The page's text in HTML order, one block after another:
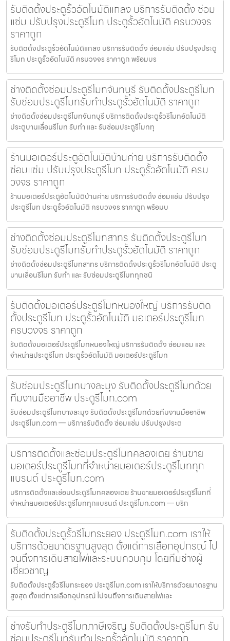
รับติดตั้งประตูรั้วอัตโนมัติแกลง บริการรับติดตั้ง ซ่อม
แซ่ม ปรับปรุงประตูรีโมท ประตูรั้วอัตโนมัติ ครบวงจร
ราคาถูก
รับติดตั้งประตูรั้วอัตโนมัติแกลง บริการรับติดตั้ง ซ่อมแซ่ม ปรับปรุงประตู
รีโมท ประตูรั้วอัตโนมัติ ครบวงจร ราคาถูก พร้อมบร
ช่างติดตั้งซ่อมประตูรีโมทจันทบุรี รับติดตั้งประตูรีโมท
รับซ่อมประตูรีโมทรับทำประตูรั้วอัตโนมัติ ราคาถูก
ช่างติดตั้งซ่อมประตูรีโมทจันทบุรี บริการติดตั้งประตูรั้วรีโมทอัตโนมัติ
ประตูบานเลื่อนรีโมท รับทำ และ รับซ่อมประตูรีโมททุ
ร้านมอเตอร์ประตูอัตโนมัติบ้านค่าย บริการรับติดตั้ง
ซ่อมแซ่ม ปรับปรุงประตูรีโมท ประตูรั้วอัตโนมัติ ครบ
วงจร ราคาถูก
ร้านมอเตอร์ประตูอัตโนมัติบ้านค่าย บริการรับติดตั้ง ซ่อมแซ่ม ปรับปรุง
ประตูรีโมท ประตูรั้วอัตโนมัติ ครบวงจร ราคาถูก พร้อมบ
ช่างติดตั้งซ่อมประตูรีโมทสาทร รับติดตั้งประตูรีโมท
รับซ่อมประตูรีโมทรับทำประตูรั้วอัตโนมัติ ราคาถูก
ช่างติดตั้งซ่อมประตูรีโมทสาทร บริการติดตั้งประตูรั้วรีโมทอัตโนมัติ ประตู
บานเลื่อนรีโมท รับทำ และ รับซ่อมประตูรีโมททุกชนิ
รับติดตั้งมอเตอร์ประตูรีโมทหนองใหญ่ บริการรับติด
ตั้งประตูรีโมท ประตูรั้วอัตโนมัติ มอเตอร์ประตูรีโมท
ครบวงจร ราคาถูก
รับติดตั้งมอเตอร์ประตูรีโมทหนองใหญ่ บริการรับติดตั้ง ซ่อมแซม และ
จำหน่ายประตูรีโมท ประตูรั้วอัตโนมัติ มอเตอร์ประตูรีโมท
รับซ่อมประตูรีโมทบางละมุง รับติดตั้งประตูรีโมทด้วย
ทีมงานมืออาชีพ ประตูรีโมท.com
รับซ่อมประตูรีโมทบางละมุง รับติดตั้งประตูรีโมทด้วยทีมงานมืออาชีพ
ประตูรีโมท.com — บริการรับติดตั้ง ซ่อมแซ่ม ปรับปรุงประต
บริการติดตั้งและซ่อมประตูรีโมทคลองเตย ร้านขาย
มอเตอร์ประตูรีโมทที่จำหน่ายมอเตอร์ประตูรีโมททุก
แบรนด์ ประตูรีโมท.com
บริการติดตั้งและซ่อมประตูรีโมทคลองเตย ร้านขายมอเตอร์ประตูรีโมทที่
จำหน่ายมอเตอร์ประตูรีโมททุกแบรนด์ ประตูรีโมท.com — บริก
รับติดตั้งประตูรั้วรีโมทระยอง ประตูรีโมท.com เราให้
บริการด้วยมาตรฐานสูงสุด ตั้งแต่การเลือกอุปกรณ์ ไป
จนถึงการเดินสายไฟและระบบควบคุม โดยทีมช่างผู้
เชี่ยวชาญ
รับติดตั้งประตูรั้วรีโมทระยอง ประตูรีโมท.com เราให้บริการด้วยมาตรฐาน
สูงสุด ตั้งแต่การเลือกอุปกรณ์ ไปจนถึงการเดินสายไฟและ
ช่างรับทำประตูรีโมทภาษีเจริญ รับติดตั้งประตูรีโมท รับ